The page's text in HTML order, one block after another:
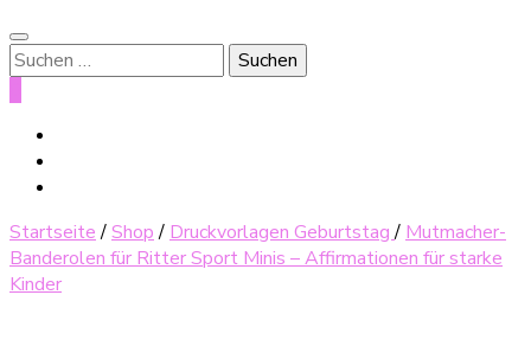
Suche
nach:
Startseite /Shop / Druckvorlagen Geburtstag/ Mutmacher-
Banderolen für Ritter Sport Minis – Affirmationen für starke
Kinder